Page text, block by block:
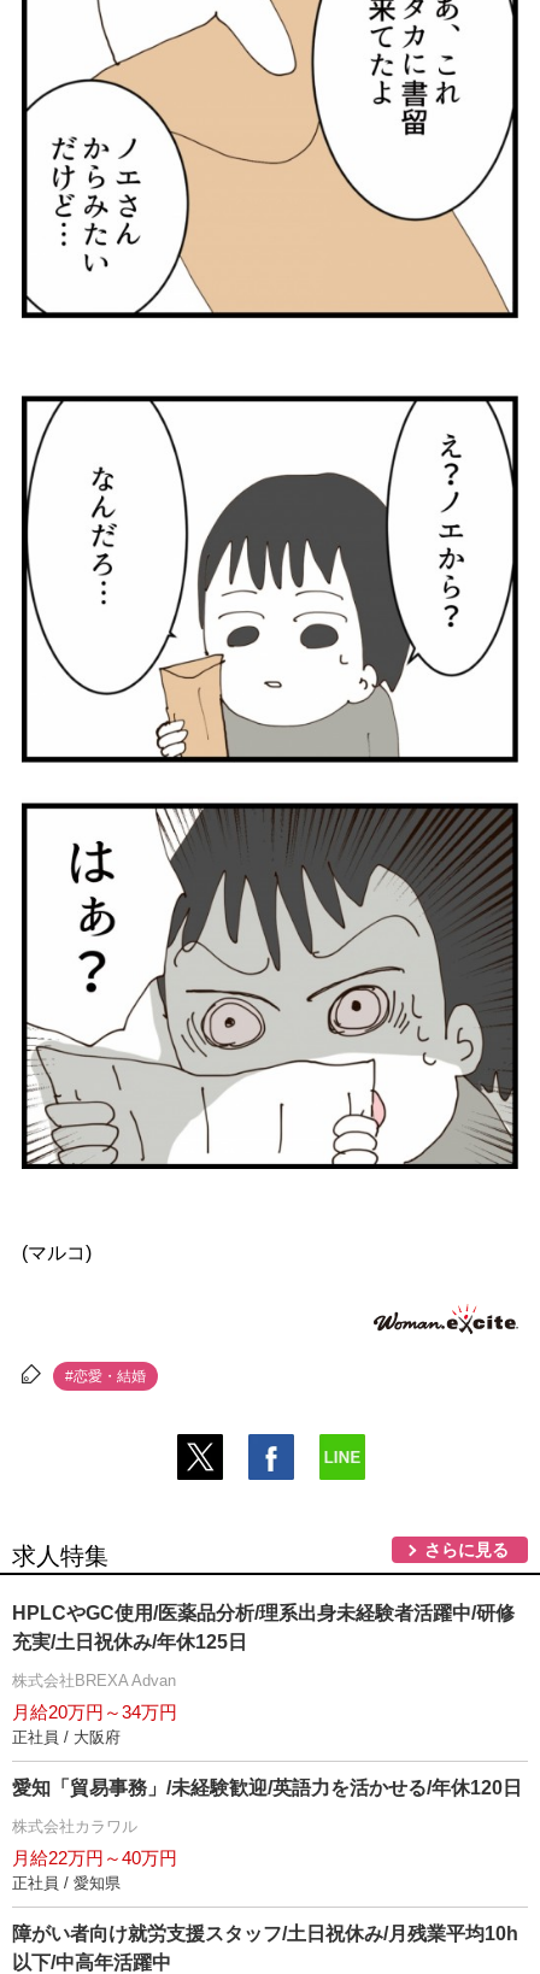
(マルコ)
#恋愛・結婚
求人特集 さらに見る
HPLCやGC使用/医薬品分析/理系出身未経験者活躍中/研修
充実/土日祝休み/年休125日
株式会社BREXA Advan
月給20万円～34万円
正社員 / 大阪府
愛知「貿易事務」/未経験歓迎/英語力を活かせる/年休120日
株式会社カラワル
月給22万円～40万円
正社員 / 愛知県
障がい者向け就労支援スタッフ/土日祝休み/月残業平均10h
以下/中高年活躍中